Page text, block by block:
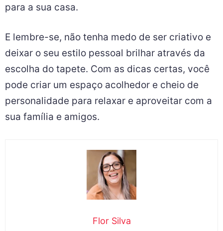
para a sua casa.
E lembre-se, não tenha medo de ser criativo e
deixar o seu estilo pessoal brilhar através da
escolha do tapete. Com as dicas certas, você
pode criar um espaço acolhedor e cheio de
personalidade para relaxar e aproveitar com a
sua família e amigos.
Flor Silva